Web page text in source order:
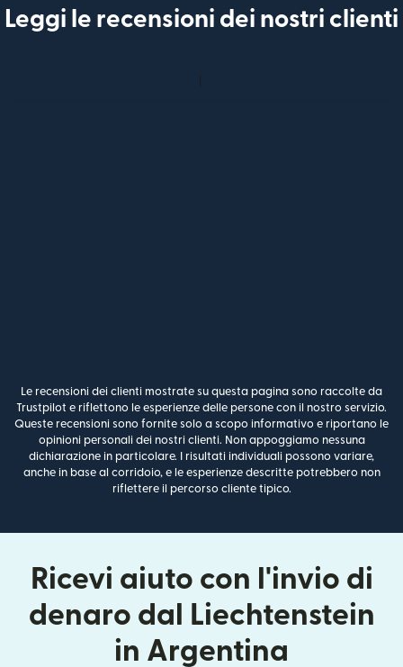
Leggi le recensioni dei nostri clienti
Le recensioni dei clienti mostrate su questa pagina sono raccolte da
Trustpilot e riflettono le esperienze delle persone con il nostro servizio.
Queste recensioni sono fornite solo a scopo informativo e riportano le
opinioni personali dei nostri clienti. Non appoggiamo nessuna
dichiarazione in particolare. I risultati individuali possono variare,
anche in base al corridoio, e le esperienze descritte potrebbero non
riflettere il percorso cliente tipico.
Ricevi aiuto con l'invio di
denaro dal Liechtenstein
in Argentina